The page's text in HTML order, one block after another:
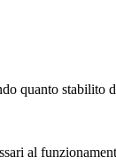
quanto stabilito
al